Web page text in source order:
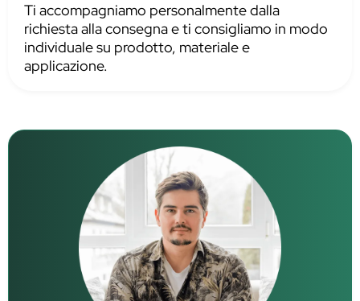
Ti accompagniamo personalmente dalla
richiesta alla consegna e ti consigliamo in modo
individuale su prodotto, materiale e
applicazione.